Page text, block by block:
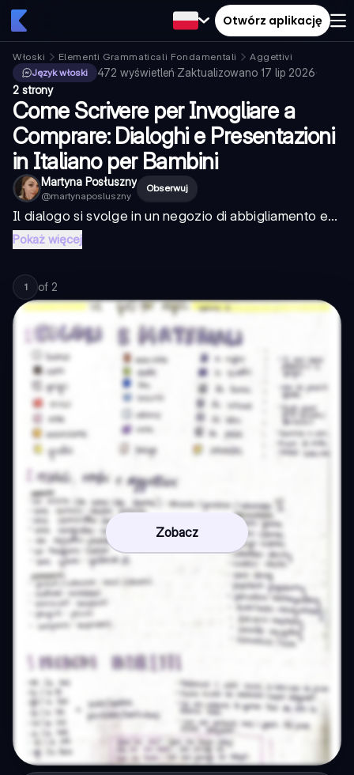
Otwórz aplikację
Włoski Elementi Grammaticali Fondamentali
Aggettivi
Język włoski
472 wyświetleń·Zaktualizowano 17 lip 2026·
2 strony
Come Scrivere per Invogliare a
Comprare: Dialoghi e Presentazioni
in Italiano per Bambini
Martyna Posłuszny
@martynaposluszny
Obserwuj
Il dialogo si svolge in un negozio di abbigliamento e...
Pokaż więcej
1 of 2
Zobacz